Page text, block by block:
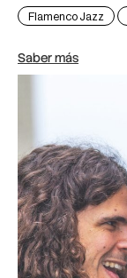
Flamenco Jazz
Saber más